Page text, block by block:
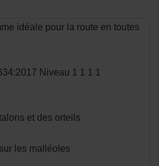
idéale pour la route en toutes
Niveau 1 1 1 1
et des orteils
les malléoles